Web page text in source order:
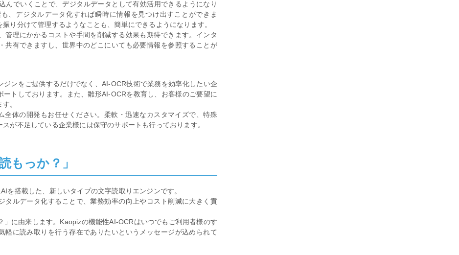
んでいくことで、デジタルデータとして有効活用できるようになり
、デジタルデータ化すれば瞬時に情報を見つけ出すことができま
り分けて管理するようなことも、簡単にできるようになります。
管理にかかるコストや手間を削減する効果も期待できます。インタ
共有できますし、世界中のどこにいても必要情報を参照することが
ンをご提供するだけでなく、AI-OCR技術で業務を効率化したい企
トしております。また、雛形AI-OCRを教育し、お客様のご要望に
。
全体の開発もお任せください。柔軟・迅速なカスタマイズで、特殊
が不⾜している企業様には保守のサポートも⾏っております。
もっか？」
を搭載した、新しいタイプの文字読取りエンジンです。
タルデータ化することで、業務効率の向上やコスト削減に大きく貢
に由来します。Kaopizの機能性AI-OCRはいつでもご利用者様のす
軽に読み取りを行う存在でありたいというメッセージが込められて